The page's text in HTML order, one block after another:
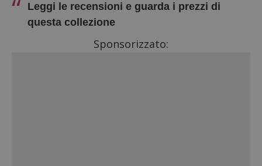
Leggi le recensioni e guarda i prezzi di
questa collezione
Sponsorizzato: